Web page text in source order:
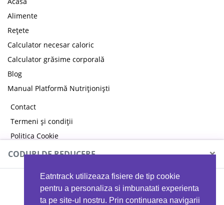
Eatntrack utilizeaza fisiere de tip cookie
pentru a personaliza si imbunatati experienta
ta pe site-ul nostru. Prin continuarea navigarii
Alimente
Rețete
Calculator necesar caloric
Calculator grăsime corporală
Blog
Manual Platformă Nutriționiști
Contact
Termeni și condiții
Politica Cookie
Politica de confidențialitate
CODURI DE REDUCERE ×
MYPROTEIN